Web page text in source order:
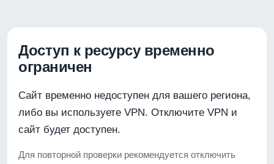
Доступ к ресурсу временно
ограничен
Сайт временно недоступен для вашего региона,
либо вы используете VPN. Отключите VPN и
сайт будет доступен.
Для повторной проверки рекомендуется отключить